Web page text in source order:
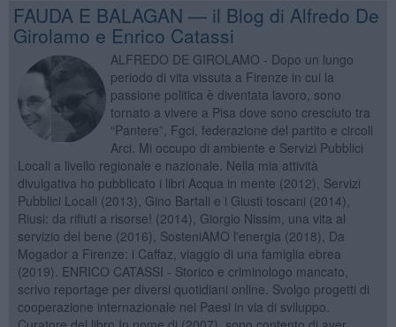
FAUDA E BALAGAN — il Blog di Alfredo De
Girolamo e Enrico Catassi
ALFREDO DE GIROLAMO - Dopo un lungo
periodo di vita vissuta a Firenze in cui la
passione politica è diventata lavoro, sono
tornato a vivere a Pisa dove sono cresciuto tra
“Pantere”, Fgci, federazione del partito e circoli
Arci. Mi occupo di ambiente e Servizi Pubblici
Locali a livello regionale e nazionale. Nella mia attività
divulgativa ho pubblicato i libri Acqua in mente (2012), Servizi
Pubblici Locali (2013), Gino Bartali e i Giusti toscani (2014),
Riusi: da rifiuti a risorse! (2014), Giorgio Nissim, una vita al
servizio del bene (2016), SosteniAMO l'energia (2018), Da
Mogador a Firenze: i Caffaz, viaggio di una famiglia ebrea
(2019). ENRICO CATASSI - Storico e criminologo mancato,
scrivo reportage per diversi quotidiani online. Svolgo progetti di
cooperazione internazionale nei Paesi in via di sviluppo.